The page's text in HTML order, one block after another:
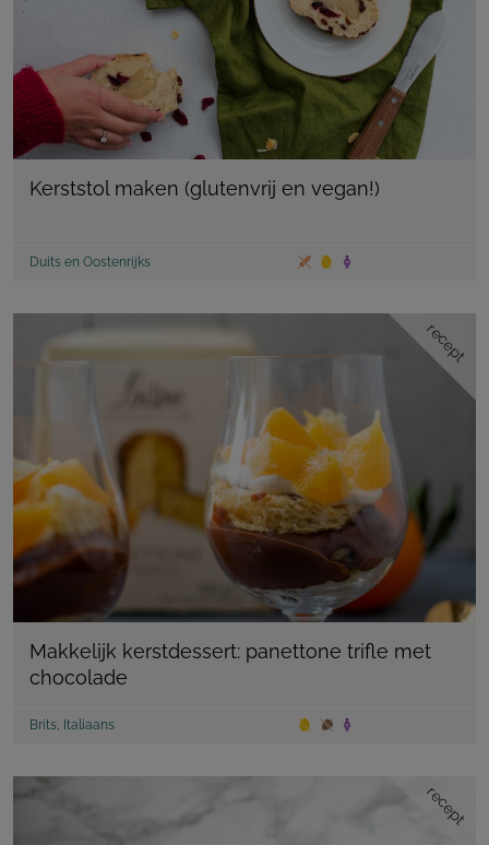
Kerststol maken (glutenvrij en vegan!)
Duits en Oostenrijks
recept
Makkelijk kerstdessert: panettone trifle met
chocolade
Brits, Italiaans
recept